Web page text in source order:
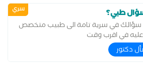
سري طبي؟
سؤالك في سرية تامة الى طبيب متخصص
عليه في اقرب وقت
دكتور